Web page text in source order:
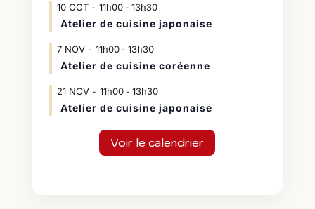
10 OCT 11h00- 13h30
Atelier de cuisine japonaise
7 NOV 11h00- 13h30
Atelier de cuisine coréenne
21 NOV 11h00- 13h30
Atelier de cuisine japonaise
Voir le calendrier